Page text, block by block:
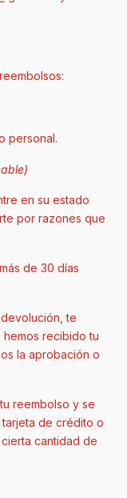
personal.
en su estado
por razones que
de 30 días
te
hemos recibido tu
la aprobación o
reembolso y se
tarjeta de crédito o
cantidad de